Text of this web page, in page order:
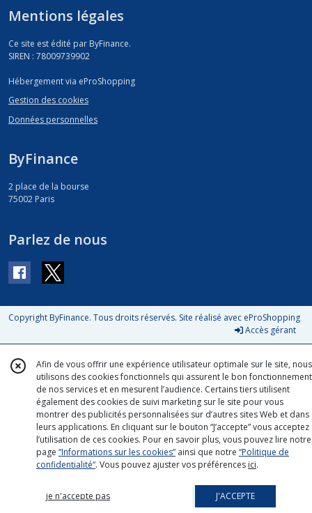
Mentions légales
Ce site est édité par ByFinance.
SIREN : 78009739902
Hébergement via eProShopping
Gestion des cookies
Données personnelles
ByFinance
2 place de la bourse
75002 Paris
Parlez de nous
Copyright ByFinance. Tous droits réservés. Site réalisé avec eProShopping
Accès gérant
Afin de vous offrir une expérience utilisateur optimale sur le site, nous
utilisons des cookies fonctionnels qui assurent le bon fonctionnement
de nos services et en mesurent l’audience. Certains tiers utilisent
également des cookies de suivi marketing sur le site pour vous
montrer des publicités personnalisées sur d’autres sites Web et dans
leurs applications. En cliquant sur le bouton “J’accepte” vous acceptez
l’utilisation de ces cookies. Pour en savoir plus, vous pouvez lire notre
page “Informations sur les cookies” ainsi que notre “Politique de
confidentialité“. Vous pouvez ajuster vos préférences ici.
je n'accepte pas J'ACCEPTE